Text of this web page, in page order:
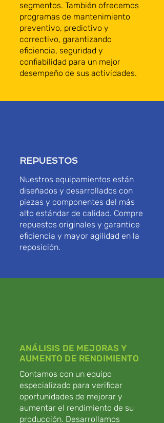
segmentos. También ofrecemos
programas de mantenimiento
preventivo, predictivo y
correctivo, garantizando
eficiencia, seguridad y
confiabilidad para un mejor
desempeño de sus actividades.
REPUESTOS
Nuestros equipamientos están
diseñados y desarrollados con
piezas y componentes del más
alto estándar de calidad. Compre
repuestos originales y garantice
eficiencia y mayor agilidad en la
reposición.
ANÁLISIS DE MEJORAS Y
AUMENTO DE RENDIMIENTO
Contamos con un equipo
especializado para verificar
oportunidades de mejorar y
aumentar el rendimiento de su
producción. Desarrollamos